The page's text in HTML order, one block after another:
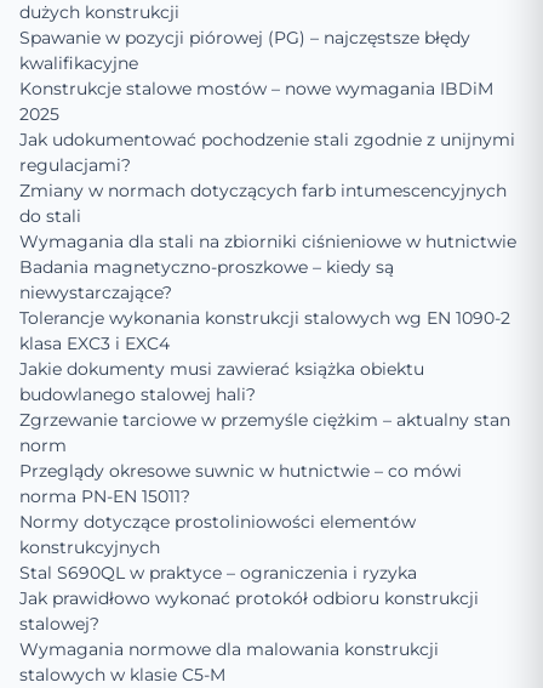
dużych konstrukcji
Spawanie w pozycji piórowej (PG) – najczęstsze błędy
kwalifikacyjne
Konstrukcje stalowe mostów – nowe wymagania IBDiM
2025
Jak udokumentować pochodzenie stali zgodnie z unijnymi
regulacjami?
Zmiany w normach dotyczących farb intumescencyjnych
do stali
Wymagania dla stali na zbiorniki ciśnieniowe w hutnictwie
Badania magnetyczno-proszkowe – kiedy są
niewystarczające?
Tolerancje wykonania konstrukcji stalowych wg EN 1090-2
klasa EXC3 i EXC4
Jakie dokumenty musi zawierać książka obiektu
budowlanego stalowej hali?
Zgrzewanie tarciowe w przemyśle ciężkim – aktualny stan
norm
Przeglądy okresowe suwnic w hutnictwie – co mówi
norma PN-EN 15011?
Normy dotyczące prostoliniowości elementów
konstrukcyjnych
Stal S690QL w praktyce – ograniczenia i ryzyka
Jak prawidłowo wykonać protokół odbioru konstrukcji
stalowej?
Wymagania normowe dla malowania konstrukcji
stalowych w klasie C5-M